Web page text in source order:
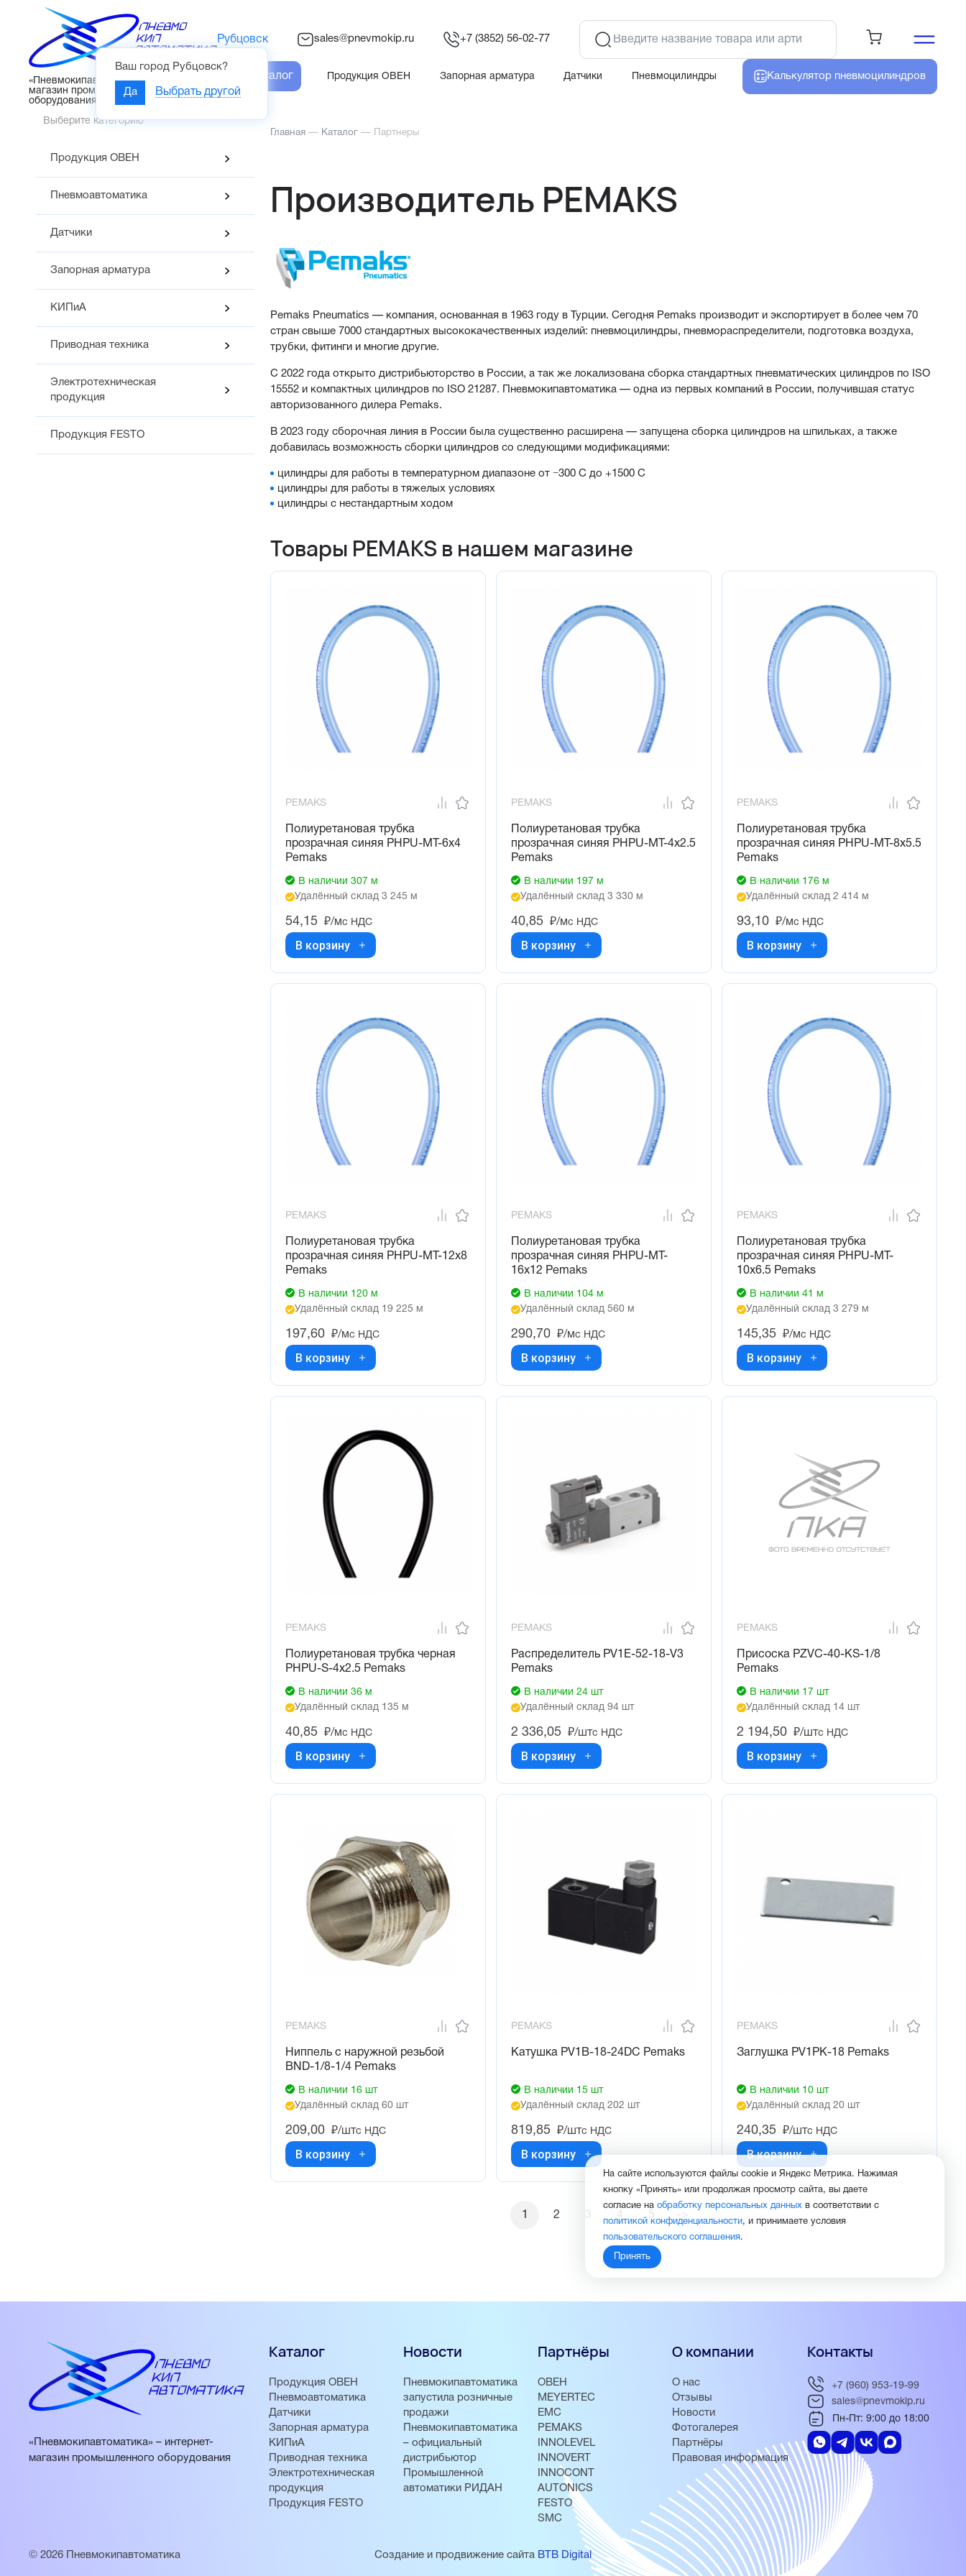
«Пневмокипавтоматика» – интернет-
магазин промышленного
оборудования
Рубцовск
Ваш город Рубцовск?
Да Выбрать другой
sales@pnevmokip.ru +7 (3852) 56-02-77
Каталог Продукция ОВЕН Запорная арматура Датчики Пневмоцилиндры Калькулятор пневмоцилиндров
Выберите категорию
Продукция ОВЕН
Пневмоавтоматика
Датчики
Запорная арматура
КИПиА
Приводная техника
Электротехническая
продукция
Продукция FESTO
Главная — Каталог — Партнеры
Производитель PEMAKS
Pemaks Pneumatics — компания, основанная в 1963 году в Турции. Сегодня Pemaks производит и экспортирует в более чем 70
стран свыше 7000 стандартных высококачественных изделий: пневмоцилиндры, пневмораспределители, подготовка воздуха,
трубки, фитинги и многие другие.
С 2022 года открыто дистрибьюторство в России, а так же локализована сборка стандартных пневматических цилиндров по ISO
15552 и компактных цилиндров по ISO 21287. Пневмокипавтоматика — одна из первых компаний в России, получившая статус
авторизованного дилера Pemaks.
В 2023 году сборочная линия в России была существенно расширена — запущена сборка цилиндров на шпильках, а также
добавилась возможность сборки цилиндров со следующими модификациями:
цилиндры для работы в температурном диапазоне от −300 С до +1500 С
цилиндры для работы в тяжелых условиях
цилиндры с нестандартным ходом
Товары PEMAKS в нашем магазине
PEMAKS
Полиуретановая трубка
прозрачная синяя PHPU-MT-6x4
Pemaks
В наличии 307 м
Удалённый склад 3 245 м
54,15 ₽/мс НДС
В корзину
PEMAKS
Полиуретановая трубка
прозрачная синяя PHPU-MT-4x2.5
Pemaks
В наличии 197 м
Удалённый склад 3 330 м
40,85 ₽/мс НДС
В корзину
PEMAKS
Полиуретановая трубка
прозрачная синяя PHPU-MT-8x5.5
Pemaks
В наличии 176 м
Удалённый склад 2 414 м
93,10 ₽/мс НДС
В корзину
PEMAKS
Полиуретановая трубка
прозрачная синяя PHPU-MT-12x8
Pemaks
В наличии 120 м
Удалённый склад 19 225 м
197,60 ₽/мс НДС
В корзину
PEMAKS
Полиуретановая трубка
прозрачная синяя PHPU-MT-
16x12 Pemaks
В наличии 104 м
Удалённый склад 560 м
290,70 ₽/мс НДС
В корзину
PEMAKS
Полиуретановая трубка
прозрачная синяя PHPU-MT-
10x6.5 Pemaks
В наличии 41 м
Удалённый склад 3 279 м
145,35 ₽/мс НДС
В корзину
PEMAKS
Полиуретановая трубка черная
PHPU-S-4x2.5 Pemaks
В наличии 36 м
Удалённый склад 135 м
40,85 ₽/мс НДС
В корзину
PEMAKS
Распределитель PV1E-52-18-V3
Pemaks
В наличии 24 шт
Удалённый склад 94 шт
2 336,05 ₽/штс НДС
В корзину
PEMAKS
Присоска PZVC-40-KS-1/8
Pemaks
В наличии 17 шт
Удалённый склад 14 шт
2 194,50 ₽/штс НДС
В корзину
PEMAKS
Ниппель с наружной резьбой
BND-1/8-1/4 Pemaks
В наличии 16 шт
Удалённый склад 60 шт
209,00 ₽/штс НДС
В корзину
PEMAKS
Катушка PV1B-18-24DC Pemaks
В наличии 15 шт
Удалённый склад 202 шт
819,85 ₽/штс НДС
В корзину
PEMAKS
Заглушка PV1PK-18 Pemaks
В наличии 10 шт
Удалённый склад 20 шт
240,35 ₽/штс НДС
В корзину
2 3 4 5 ->
«Пневмокипавтоматика» – интернет-
магазин промышленного оборудования
Каталог
Продукция ОВЕН
Пневмоавтоматика
Датчики
Запорная арматура
КИПиА
Приводная техника
Электротехническая
продукция
Продукция FESTO
Новости
Пневмокипавтоматика
запустила розничные
продажи
Пневмокипавтоматика
– официальный
дистрибьютор
Промышленной
автоматики РИДАН
Партнёры
ОВЕН
MEYERTEC
EMC
PEMAKS
INNOLEVEL
INNOVERT
INNOCONT
AUTONICS
FESTO
SMC
О компании
О нас
Отзывы
Новости
Фотогалерея
Партнёры
Правовая информация
Контакты
+7 (960) 953-19-99
sales@pnevmokip.ru
Пн-Пт: 9:00 до 18:00
© 2026 Пневмокипавтоматика Создание и продвижение сайта BTB Digital
На сайте используются файлы cookie и Яндекс Метрика. Нажимая
кнопку «Принять» или продолжая просмотр сайта, вы даете
согласие на обработку персональных данных в соответствии с
политикой конфиденциальности, и принимаете условия
пользовательского соглашения.
Принять